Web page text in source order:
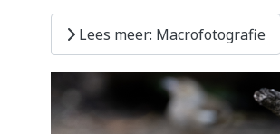
Lees meer: Macrofotografie